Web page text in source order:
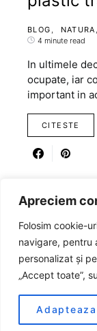
Apreciem
Folosim cookie-
navigare, pentru
personalizat și
„Accept toate”,
Adapteaza
BLOG NATURA
4 minute read
In ultimele
ocupate, iar
important in
CITESTE